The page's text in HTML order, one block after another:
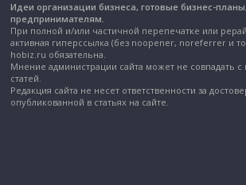
Идеи организации бизнеса, готовые бизнес-
предпринимателям.
При полной и/или частичной перепечатке или
активная гиперссылка (без noopener, noreferrer и
hobiz.ru обязательна.
Мнение администрации сайта может не совпадать
статей.
Редакция сайта не несет ответственности за
опубликованной в статьях на сайте.